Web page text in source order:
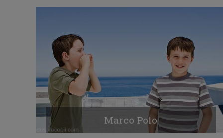
Marco Polo